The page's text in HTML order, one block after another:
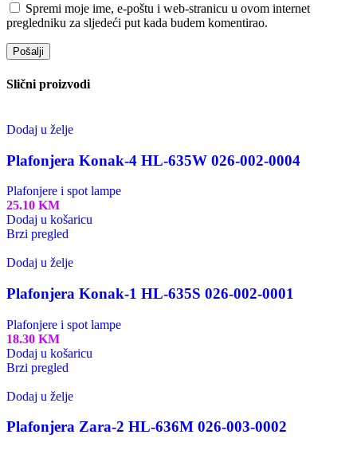
Spremi moje ime, e-poštu i web-stranicu u ovom internet
pregledniku za sljedeći put kada budem komentirao.
Slični proizvodi
Dodaj u želje
Plafonjera Konak-4 HL-635W 026-002-0004
Plafonjere i spot lampe
25.10 KM
Dodaj u košaricu
Brzi pregled
Dodaj u želje
Plafonjera Konak-1 HL-635S 026-002-0001
Plafonjere i spot lampe
18.30 KM
Dodaj u košaricu
Brzi pregled
Dodaj u želje
Plafonjera Zara-2 HL-636M 026-003-0002